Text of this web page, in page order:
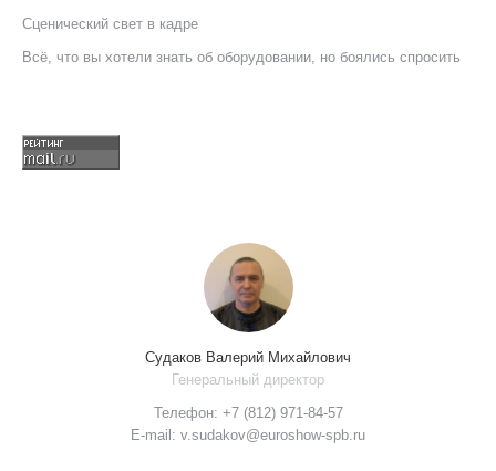
Сценический свет в кадре
Всё, что вы хотели знать об оборудовании, но боялись спросить
Судаков Валерий Михайлович
Генеральный директор
Телефон: +7 (812) 971-84-57
E-mail: v.sudakov@euroshow-spb.ru